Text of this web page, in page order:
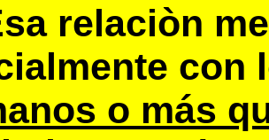
relaciòn
con
o más